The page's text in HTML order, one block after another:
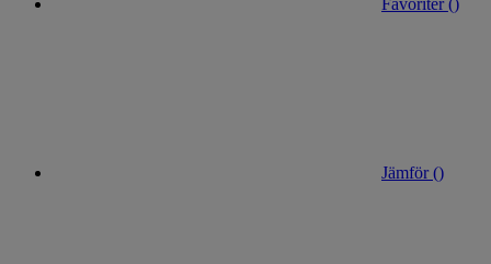
Favoriter ()
Jämför ()